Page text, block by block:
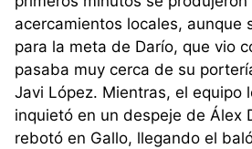
acercamientos locales, aunque
para la meta de Darío, que vio
pasaba muy cerca de su
Javi López. Mientras, el equipo
inquietó en un despeje de Álex
rebotó en Gallo, llegando el